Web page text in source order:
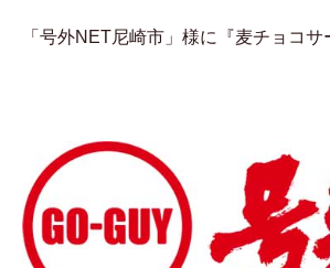
「号外NET尼崎市」様に『麦チョコ